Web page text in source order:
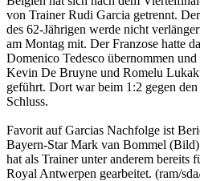
von Trainer Rudi Garcia getrennt.
des 62-Jährigen werde nicht
am Montag mit. Der Franzose hatte
Domenico Tedesco übernommen
Kevin De Bruyne und Romelu
geführt. Dort war beim 1:2 gegen
Schluss.
Favorit auf Garcias Nachfolge ist
Bayern-Star Mark van Bommel
hat als Trainer unter anderem bereits
Royal Antwerpen gearbeitet. (ram/